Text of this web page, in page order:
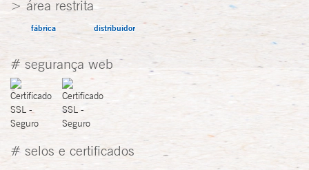
> área restrita
fábrica distribuidor
# segurança web
# selos e certificados